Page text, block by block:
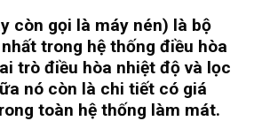
còn gọi là máy nén) là bộ
trong hệ thống điều hòa
trò điều hòa nhiệt độ và lọc
nó còn là chi tiết có giá
toàn hệ thống làm mát.